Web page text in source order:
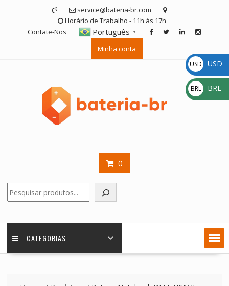
service@bateria-br.com
Horário de Trabalho - 11h às 17h
Contate-Nos
Português ▼
Minha conta
0
CATEGORIAS
USD
$
USD
BRL
R$
BRL